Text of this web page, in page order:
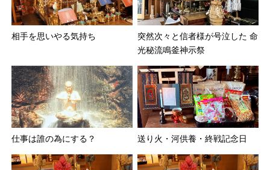
相手を思いやる気持ち
突然次々と信者様が号泣した 命
光秘流鳴釜神示祭
仕事は誰の為にする？ 送り火・河供養・終戦記念日